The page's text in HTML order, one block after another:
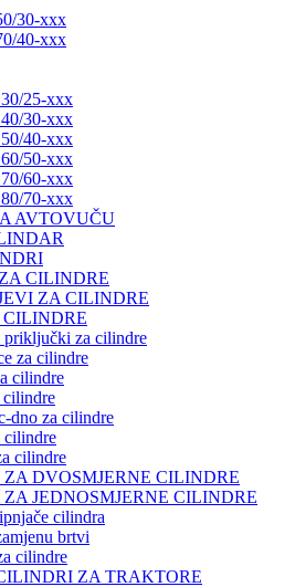
30-xxx
40-xxx
25-xxx
30-xxx
40-xxx
50-xxx
60-xxx
70-xxx
AVTOVUČU
CILINDRE
ZA CILINDRE
CILINDRE
za cilindre
za cilindre
cilindre
dno za cilindre
cilindre
cilindre
ZA DVOSMJERNE CILINDRE
JEDNOSMJERNE CILINDRE
cilindra
brtvi
cilindre
ZA TRAKTORE